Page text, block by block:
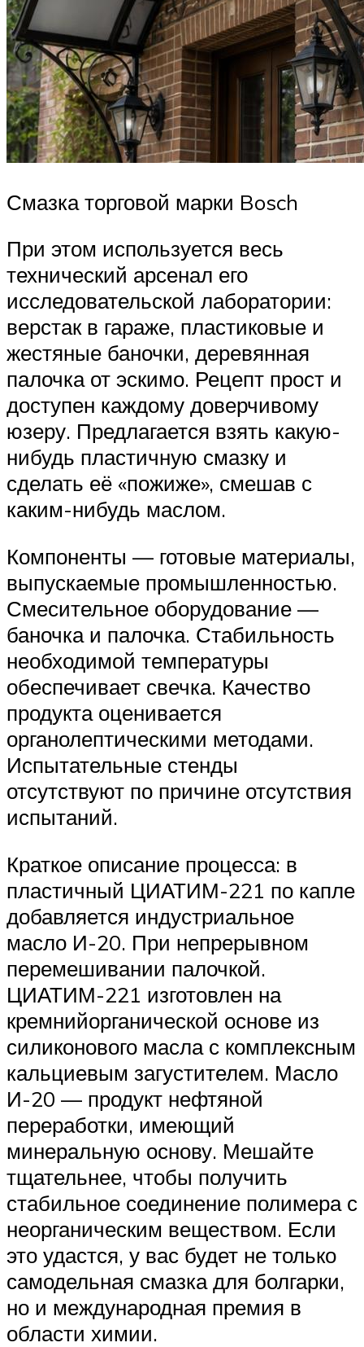
Смазка торговой марки Bosch
При этом используется весь
технический арсенал его
исследовательской лаборатории:
верстак в гараже, пластиковые и
жестяные баночки, деревянная
палочка от эскимо. Рецепт прост и
доступен каждому доверчивому
юзеру. Предлагается взять какую-
нибудь пластичную смазку и
сделать её «пожиже», смешав с
каким-нибудь маслом.
Компоненты — готовые материалы,
выпускаемые промышленностью.
Смесительное оборудование —
баночка и палочка. Стабильность
необходимой температуры
обеспечивает свечка. Качество
продукта оценивается
органолептическими методами.
Испытательные стенды
отсутствуют по причине отсутствия
испытаний.
Краткое описание процесса: в
пластичный ЦИАТИМ-221 по капле
добавляется индустриальное
масло И-20. При непрерывном
перемешивании палочкой.
ЦИАТИМ-221 изготовлен на
кремнийорганической основе из
силиконового масла с комплексным
кальциевым загустителем. Масло
И-20 — продукт нефтяной
переработки, имеющий
минеральную основу. Мешайте
тщательнее, чтобы получить
стабильное соединение полимера с
неорганическим веществом. Если
это удастся, у вас будет не только
самодельная смазка для болгарки,
но и международная премия в
области химии.